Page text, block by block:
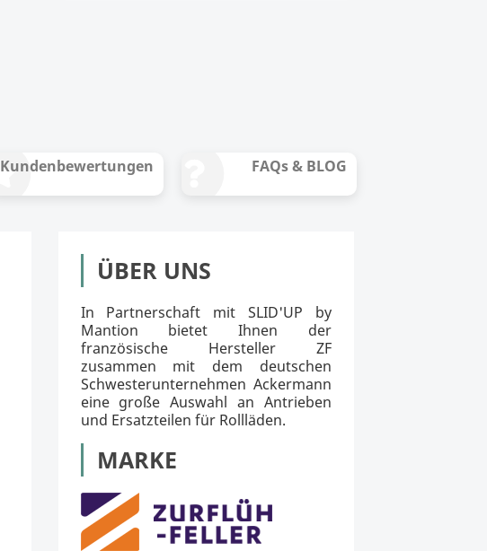
Kundenbewertungen FAQs & BLOG
ÜBER UNS
In Partnerschaft mit SLID'UP by
Mantion bietet Ihnen der
französische Hersteller ZF
zusammen mit dem deutschen
Schwesterunternehmen Ackermann
eine große Auswahl an Antrieben
und Ersatzteilen für Rollläden.
MARKE